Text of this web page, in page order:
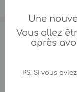
Une
Vous allez
après
PS: Si vous